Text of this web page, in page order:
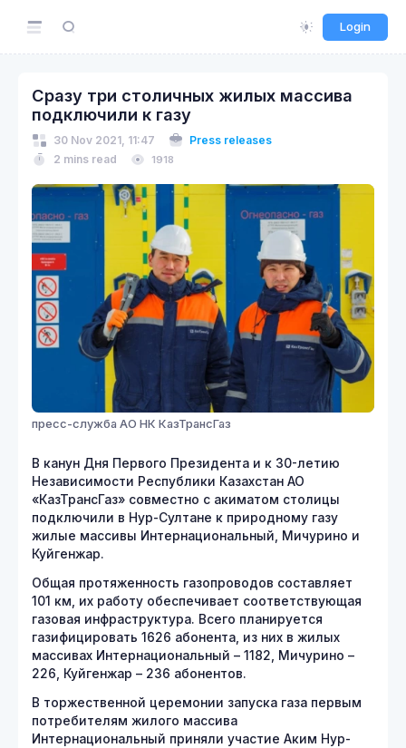
Login
Сразу три столичных жилых массива
подключили к газу
30 Nov 2021, 11:47
Press releases
2 mins read
1918
пресс-служба АО НК КазТрансГаз
В канун Дня Первого Президента и к 30-летию
Независимости Республики Казахстан АО
«КазТрансГаз» совместно с акиматом столицы
подключили в Нур-Султане к природному газу
жилые массивы Интернациональный, Мичурино и
Куйгенжар.
Общая протяженность газопроводов составляет
101 км, их работу обеспечивает соответствующая
газовая инфраструктура. Всего планируется
газифицировать 1626 абонента, из них в жилых
массивах Интернациональный – 1182, Мичурино –
226, Куйгенжар – 236 абонентов.
В торжественной церемонии запуска газа первым
потребителям жилого массива
Интернациональный приняли участие Аким Нур-